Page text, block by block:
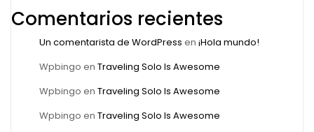
Comentarios recientes
Un comentarista de WordPress en ¡Hola mundo!
Wpbingo en Traveling Solo Is Awesome
Wpbingo en Traveling Solo Is Awesome
Wpbingo en Traveling Solo Is Awesome